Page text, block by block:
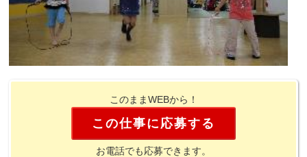
このままWEBから！
この仕事に応募する
お電話でも応募できます。